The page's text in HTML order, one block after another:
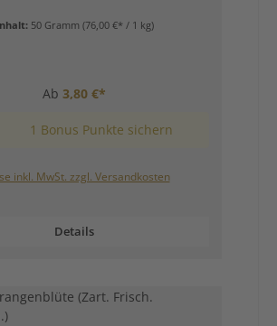
50 Gramm (76,00 €* / 1 kg)
Ab 3,80 €*
1 Bonus Punkte sichern
inkl. MwSt. zzgl. Versandkosten
Details